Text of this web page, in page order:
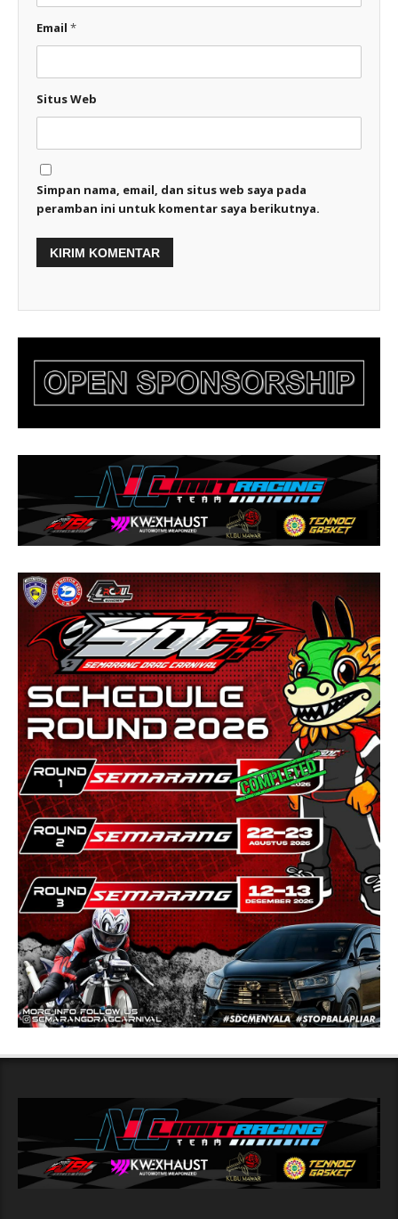
Email *
Situs Web
Simpan nama, email, dan situs web saya pada
peramban ini untuk komentar saya berikutnya.